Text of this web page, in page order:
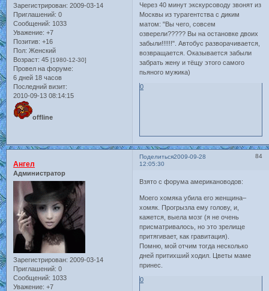
Зарегистрирован: 2009-03-14
Приглашений: 0
Сообщений: 1033
Уважение: +7
Позитив: +16
Пол: Женский
Возраст: 45 [1980-12-30]
Провел на форуме:
6 дней 18 часов
Последний визит:
2010-09-13 08:14:15
offline
Через 40 минут экскурсоводу звонят из
Москвы из турагентства с диким
матом: "Вы чего, совсем
озверели????? Вы на остановке двоих
забыли!!!!!!". Автобус разворачивается,
возвращается. Оказывается забыли
забрать жену и тёщу этого самого
пьяного мужика)
0
Поделиться 84
2009-09-28
12:05:30
Ангел
Администратор
Зарегистрирован: 2009-03-14
Приглашений: 0
Сообщений: 1033
Уважение: +7
Взято с форума американоводов:
Моего хомяка убила его женщина–
хомяк. Прогрызла ему голову, и,
кажется, выела мозг (я не очень
присматривалось, но это зрелище
притягивает, как гравитация).
Помню, мой отчим тогда несколько
дней притихший ходил. Цветы маме
принес.
0